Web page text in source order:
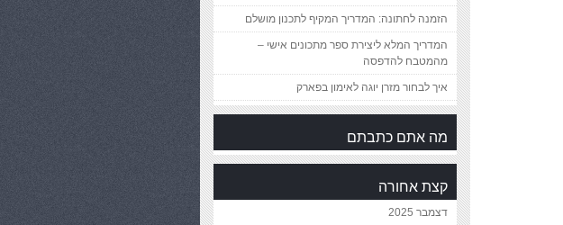
הזמנה לחתונה: המדריך המקיף לתכנון מושלם
המדריך המלא ליצירת ספר מתכונים אישי –
מהמטבח להדפסה
איך לבחור מזרן יוגה לאימון בפארק
מה אתם כתבתם
קצת אחורה
דצמבר 2025